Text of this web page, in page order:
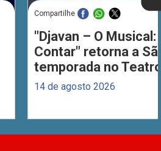
Compartilhe
"Djavan – O Musical:
Contar" retorna a
temporada no
14 de agosto 2026